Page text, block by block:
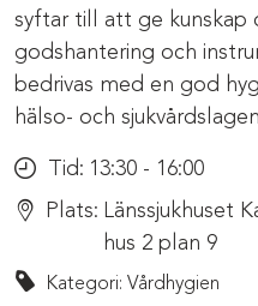
syftar till att ge kunskap
godshantering och
bedrivas med en god
hälso- och
Tid: 13:30 - 16:00
Plats: Länssjukhuset
hus 2 plan 9
Kategori: Vårdhygien